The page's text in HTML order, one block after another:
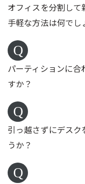
オフィスを分割し
手軽な方法は何でし
パーティションに
すか？
引っ越さずにデス
うか？